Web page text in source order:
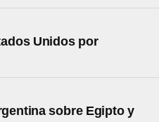
Unidos por
sobre Egipto y